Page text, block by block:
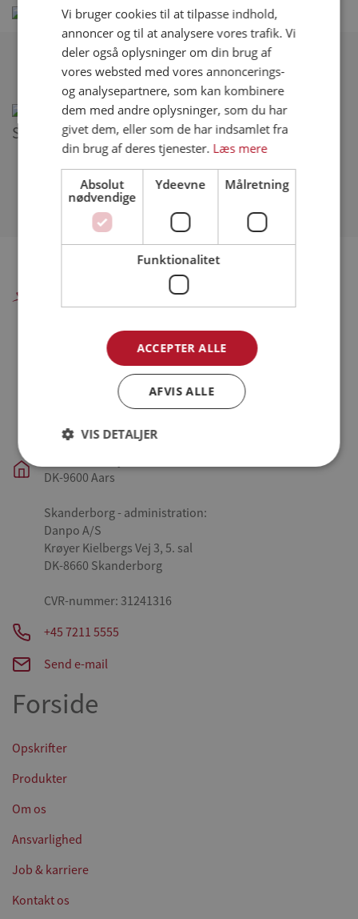
Relaterede opskrifter
Spareribs med mexicansk salsa
Se alle opskrifter (318)
Farre - hovedkontor, administration og produktion:
Tykhøjetvej 44, Farre
Aars - slagteri og produktion:
Danpo A/S
DK-9600 Aars
Skanderborg - administration:
Danpo A/S
Krøyer Kielbergs Vej 3, 5. sal
DK-8660 Skanderborg
CVR-nummer: 31241316
+45 7211 5555
Send e-mail
Forside
Opskrifter
Produkter
Om os
Ansvarlighed
Job & karriere
Kontakt os
ENGLISH
GERMAN
Vi bruger cookies til at tilpasse indhold,
annoncer og til at analysere vores trafik. Vi
deler også oplysninger om din brug af
vores websted med vores annoncerings-
og analysepartnere, som kan kombinere
dem med andre oplysninger, som du har
givet dem, eller som de har indsamlet fra
din brug af deres tjenester. Læs mere
Absolut
nødvendige
Ydeevne Målretning
Funktionalitet
ACCEPTER ALLE
AFVIS ALLE
VIS DETALJER